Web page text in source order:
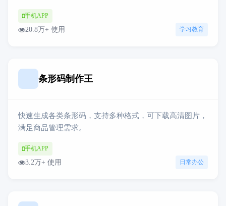
手机APP
20.8万+ 使用 学习教育
条形码制作王
快速生成各类条形码，支持多种格式，可下载高清图片，
满足商品管理需求。
手机APP
3.2万+ 使用 日常办公